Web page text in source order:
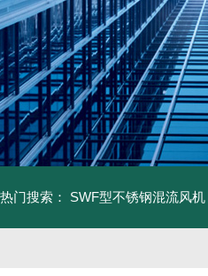
热门搜索： SWF型不锈钢混流风机